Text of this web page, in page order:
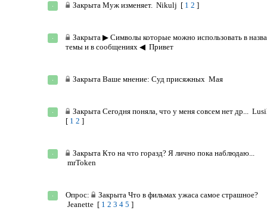
ЗакрытаМуж изменяет. Nikulj [ 1 2 ]
Закрыта▶ Cимволы которые можно использовать в
темы и в сообщениях ◀ Привет
ЗакрытаВаше мнение: Суд присяжных Мая
ЗакрытаСегодня поняла, что у меня совсем нет др...
[ 1 2 ]
ЗакрытаКто на что горазд? Я лично пока наблюдаю...
mrToken
Опрос: ЗакрытаЧто в фильмах ужаса самое страшное?
Jeanettе [ 1 2 3 4 5 ]